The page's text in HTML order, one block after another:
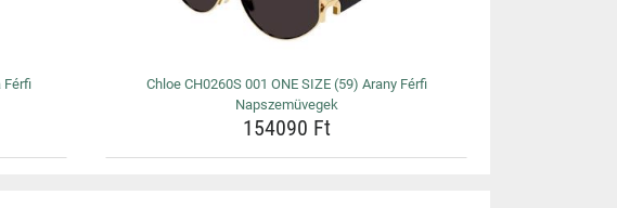
Férfi
Chloe CH0260S 001 ONE SIZE (59) Arany Férfi
Napszemüvegek
154090 Ft